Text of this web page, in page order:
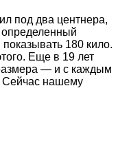
под два центнера,
определенный
180 кило.
Еще в 19 лет
— и с каждым
Сейчас нашему